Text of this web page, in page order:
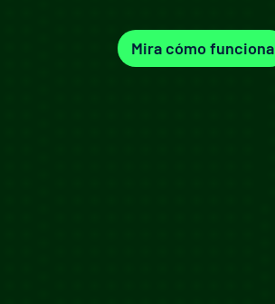
Mira cómo funciona